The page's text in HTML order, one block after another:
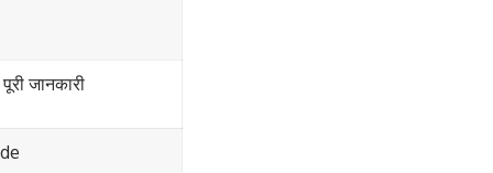
जानकारी